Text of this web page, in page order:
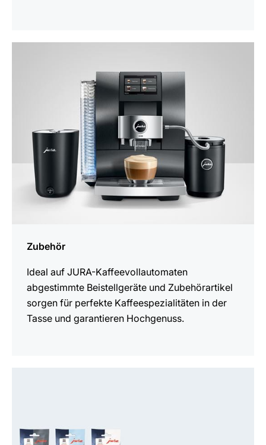
Zubehör
Ideal auf JURA-Kaffeevollautomaten
abgestimmte Beistellgeräte und Zubehörartikel
sorgen für perfekte Kaffeespezialitäten in der
Tasse und garantieren Hochgenuss.